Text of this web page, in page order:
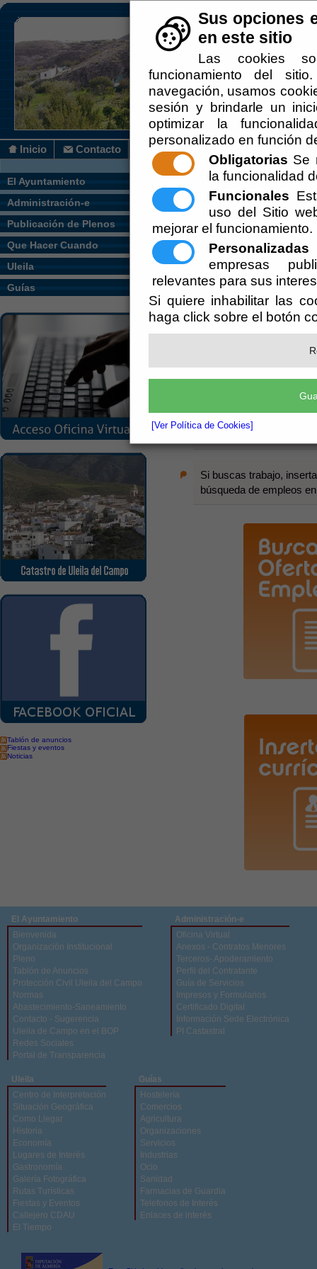
Sus opciones
en este sitio
Las cookies
funcionamiento del
navegación, usamos
sesión y brindarle un
optimizar la
personalizado en función
Obligatorias Se
la funcionalidad
Funcionales
uso del Sitio
mejorar el funcionamiento.
Personalizadas
empresas
relevantes para sus
Si quiere inhabilitar las
haga click sobre el botón
[Ver Política de Cookies]
Inicio Contacto
El Ayuntamiento
Administración-e
Publicación de Plenos
Que Hacer Cuando
Uleila
Guías
Tablón de anuncios
Fiestas y eventos
Noticias
Usted se encuentra aquí:Inicio // Que
Escuchar
BOLSA
Ponemos a su disposición un
conectar a las empresas con
Nuestra bolsa de empleo
Catálogo Nacional de
el sistema de búsquedas e
Tanto si eres empresa como
Si eres empresa,
Si buscas trabajo,
búsqueda de empleos
El Ayuntamiento
Bienvenida
Organización Institucional
Pleno
Tablón de Anuncios
Protección Civil Uleila del Campo
Normas
Abastecimiento-Saneamiento
Contacto - Sugerencia
Uleila de Campo en el BOP
Redes Sociales
Portal de Transparencia
Administración-e
Oficina Virtual
Anexos - Contratos Menores
Terceros- Apoderamiento
Perfil del Contratante
Guía de Servicios
Impresos y Formularios
Certificado Digital
Información Sede Electrónica
PI Castastral
Uleila
Centro de Interpretación
Situación Geográfica
Como Llegar
Historia
Economía
Lugares de Interés
Gastronomía
Galería Fotográfica
Rutas Turísticas
Fiestas y Eventos
Callejero CDAU
El Tiempo
Guías
Hostelería
Comercios
Agricultura
Organizaciones
Servicios
Industrias
Ocio
Sanidad
Farmacias de Guardia
Telefonos de Interés
Enlaces de interés